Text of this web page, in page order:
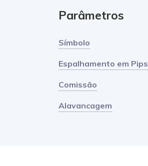
Parâmetros
Símbolo
Espalhamento em Pips
Comissão
Alavancagem